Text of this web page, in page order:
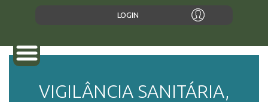
LOGIN
VIGILÂNCIA SANITÁRIA,